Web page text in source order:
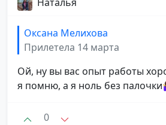
Оксана Мелихова
Прилетела 14 марта
Ой, ну вы вас опыт работы
я помню, а я ноль без
0